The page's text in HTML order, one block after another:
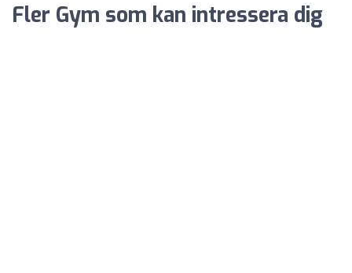
Fler Gym som kan intressera dig